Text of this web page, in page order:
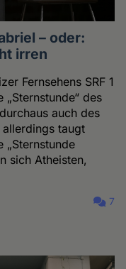
– oder:
irren
Fernsehens SRF 1
des
auch des
taugt
„Sternstunde
sich Atheisten,
7